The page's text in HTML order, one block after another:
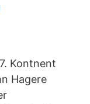
Kontnent
Hagere